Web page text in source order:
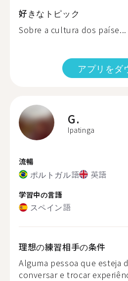
好きなトピック
Sobre a cultura dos paíse...
アプリをダ
G.
Ipatinga
流暢
ポルトガル語 英語
学習中の言語
スペイン語
理想の練習相手の条件
Alguma pessoa que esteja
conversar e trocar